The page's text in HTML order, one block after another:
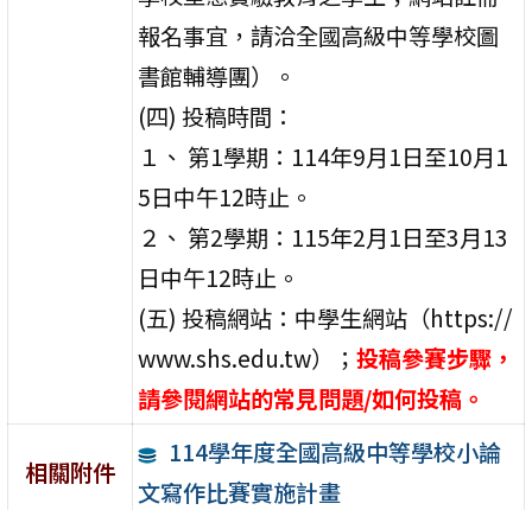
報名事宜，請洽全國高級中等學校圖
書館輔導團）。
(四) 投稿時間：
１、 第1學期：114年9月1日至10月1
5日中午12時止。
２、 第2學期：115年2月1日至3月13
日中午12時止。
(五) 投稿網站：中學生網站（https://
www.shs.edu.tw）；投稿參賽步驟，
請參閱網站的常見問題/如何投稿。
相關附件
114學年度全國高級中等學校小論
文寫作比賽實施計畫